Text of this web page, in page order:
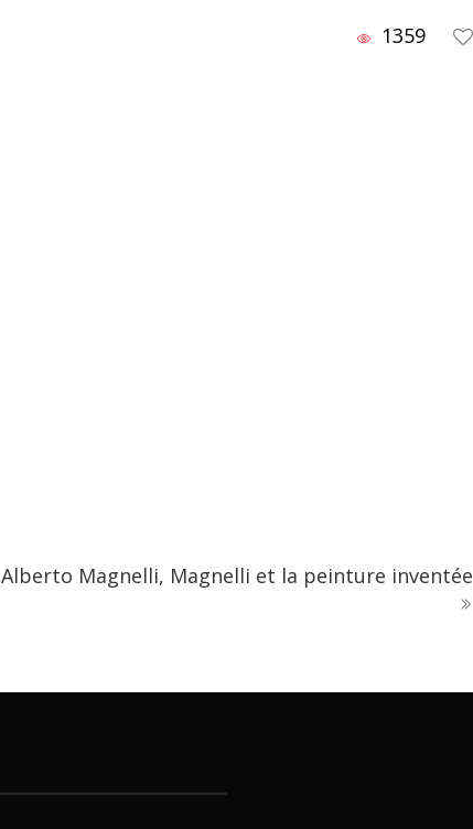
1359
Alberto Magnelli, Magnelli et la peinture inventée